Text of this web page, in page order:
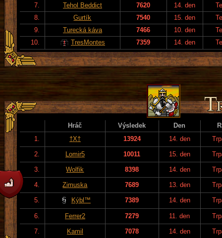
7.
Tehol Beddict 7620 14. den
8.
Gurtík 7540 15. den
9.
Turecká káva 7466 10. den
10.
TresMontes 7359 14. den
Hráč Výsledek Den
1.
†X† 13924 14. den
2. Lomir5 10011 15. den
3. Wolfik 8398 14. den
4. Zimuska 7689 13. den
5. Kýbl™ 7389 14. den
6. Ferrer2 7279 11. den
7. Kamil 7078 14. den